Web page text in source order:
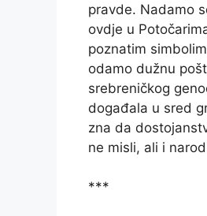
pravde. Nadamo
ovdje u
poznatim
odamo dužnu
srebreničkog
događala u sred
zna da
ne misli, ali i
***